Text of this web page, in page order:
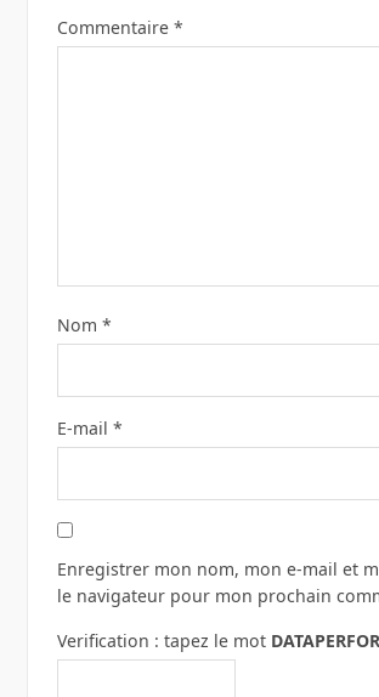
Commentaire *
Nom *
E-mail *
Enregistrer mon nom, mon e-mail et
le navigateur pour mon prochain
Verification : tapez le mot DATAPERFOR